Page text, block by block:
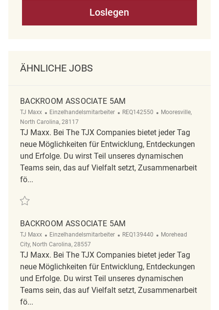
Loslegen
ÄHNLICHE JOBS
BACKROOM ASSOCIATE 5AM
TJ Maxx Kategorie
Einzelhandelsmitarbeiter ReqId
REQ142550 Ort
Mooresville,
North Carolina, 28117
TJ Maxx. Bei The TJX Companies bietet jeder Tag
neue Möglichkeiten für Entwicklung, Entdeckungen
und Erfolge. Du wirst Teil unseres dynamischen
Teams sein, das auf Vielfalt setzt, Zusammenarbeit
fö...
Retten Backroom Associate 5am REQ142550
BACKROOM ASSOCIATE 5AM
TJ Maxx Kategorie
Einzelhandelsmitarbeiter ReqId
REQ139440 Ort
Morehead
City, North Carolina, 28557
TJ Maxx. Bei The TJX Companies bietet jeder Tag
neue Möglichkeiten für Entwicklung, Entdeckungen
und Erfolge. Du wirst Teil unseres dynamischen
Teams sein, das auf Vielfalt setzt, Zusammenarbeit
fö...